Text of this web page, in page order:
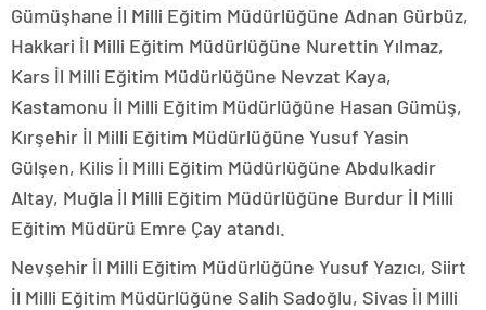
Gümüşhane İl Milli Eğitim Müdürlüğüne Adnan Gürbüz,
Hakkari İl Milli Eğitim Müdürlüğüne Nurettin Yılmaz,
Kars İl Milli Eğitim Müdürlüğüne Nevzat Kaya,
Kastamonu İl Milli Eğitim Müdürlüğüne Hasan Gümüş,
Kırşehir İl Milli Eğitim Müdürlüğüne Yusuf Yasin
Gülşen, Kilis İl Milli Eğitim Müdürlüğüne Abdulkadir
Altay, Muğla İl Milli Eğitim Müdürlüğüne Burdur İl Milli
Eğitim Müdürü Emre Çay atandı.
Nevşehir İl Milli Eğitim Müdürlüğüne Yusuf Yazıcı, Siirt
İl Milli Eğitim Müdürlüğüne Salih Sadoğlu, Sivas İl Milli